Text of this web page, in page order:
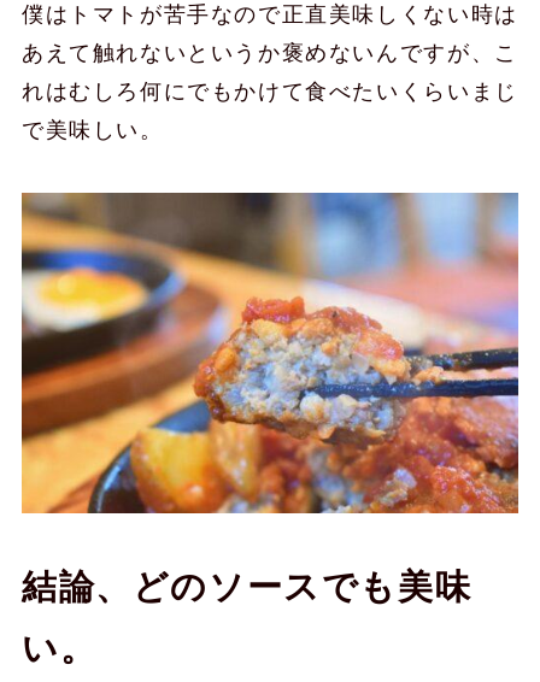
僕はトマトが苦手なので正直美味しくない時は
あえて触れないというか褒めないんですが、こ
れはむしろ何にでもかけて食べたいくらいまじ
で美味しい。
結論、どのソースでも美味
い。